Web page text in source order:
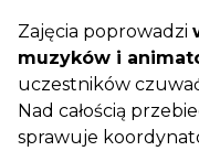
Zajęcia poprowadzi
muzyków i
uczestników
Nad całością
sprawuje